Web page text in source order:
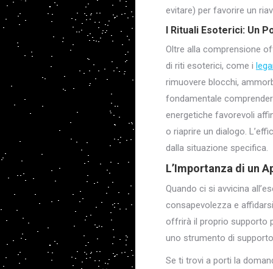
evitare) per favorire un
I Rituali Esoterici: Un
Oltre alla comprensione
di riti esoterici, come i
rimuovere blocchi,
fondamentale
energetiche favorevoli
o riaprire un dialogo.
dalla situazione specifica.
L’Importanza di un
Quando ci si avvicina
consapevolezza e
offrirà il proprio supporto
uno strumento di
Se ti trovi a porti la